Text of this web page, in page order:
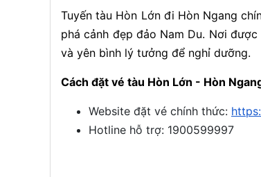
Tuyến tàu Hòn Lớn đi Hòn Ngang
phá cảnh đẹp đảo Nam Du. Nơi
và yên bình lý tưởng để nghỉ dưỡng.
Cách đặt vé tàu Hòn Lớn - Hòn
Website đặt vé chính thức:
Hotline hỗ trợ: 1900599997